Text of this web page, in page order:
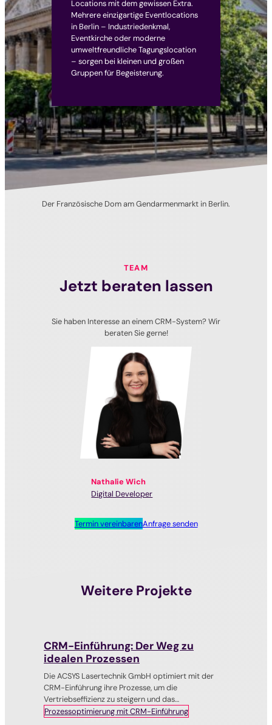
Locations mit dem gewissen Extra.
Mehrere einzigartige Eventlocations
in Berlin – Industriedenkmal,
Eventkirche oder moderne
umweltfreundliche Tagungslocation
– sorgen bei kleinen und großen
Gruppen für Begeisterung.
Der Französische Dom am Gendarmenmarkt in Berlin.
TEAM
Jetzt beraten lassen
Sie haben Interesse an einem CRM-System? Wir
beraten Sie gerne!
Nathalie Wich
Digital Developer
Termin vereinbarenAnfrage senden
Weitere Projekte
CRM-Einführung: Der Weg zu
idealen Prozessen
Die ACSYS Lasertechnik GmbH optimiert mit der
CRM-Einführung ihre Prozesse, um die
Vertriebseffizienz zu steigern und das
Kundenerlebnis zu verbessern.
Prozessoptimierung mit CRM-Einführung